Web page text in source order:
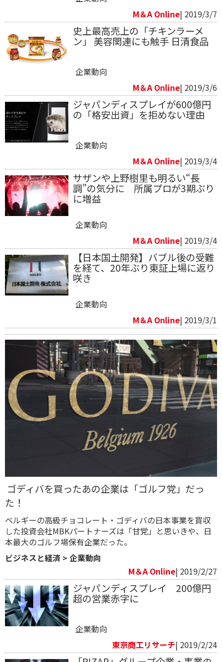
M＆A Online| 2019/3/7
史上最高売上の「チキンラーメ
ン」 美容関連にも触手 日清食品
企業動向
M＆A Online| 2019/3/6
ジャパンディスプレイが600億円
の「格安出資」を拒めない理由
企業動向
M＆A Online| 2019/3/4
サザンや上野樹里も明るい“長
調”の気分に 所属プロが3期ぶり
に増益
企業動向
M＆A Online| 2019/3/4
【日本国土開発】バブル後の受難
を経て、20年ぶり東証上場に返り
咲き
企業動向
M＆A Online| 2019/3/1
​ ゴディバを買ったあの企業は「ゴルフ党」だっ
た！
ベルギーの高級チョコレート・ゴディバの日本事業を買収
した投資会社MBKパートナーズは「甘党」と思いきや、日
本最大のゴルフ場保有企業だった。
ビジネスと経済 > 企業動向
M＆A Online| 2019/2/27
ジャパンディスプレイ 200億円
超の営業赤字に
企業動向
東京商工リサーチ| 2019/2/24